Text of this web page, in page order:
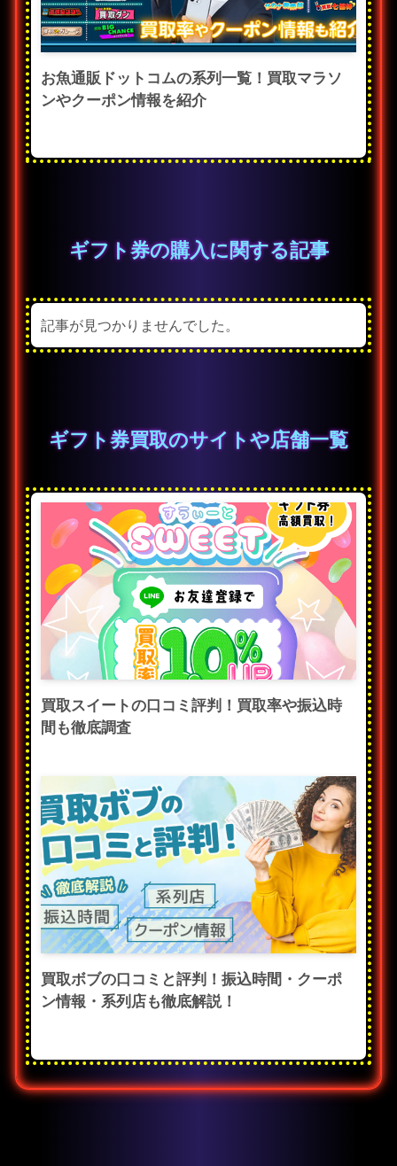
お魚通販ドットコムの系列一覧！買取マラソ
ンやクーポン情報を紹介
ギフト券の購入に関する記事
記事が見つかりませんでした。
ギフト券買取のサイトや店舗一覧
買取スイートの口コミ評判！買取率や振込時
間も徹底調査
買取ボブの口コミと評判！振込時間・クーポ
ン情報・系列店も徹底解説！